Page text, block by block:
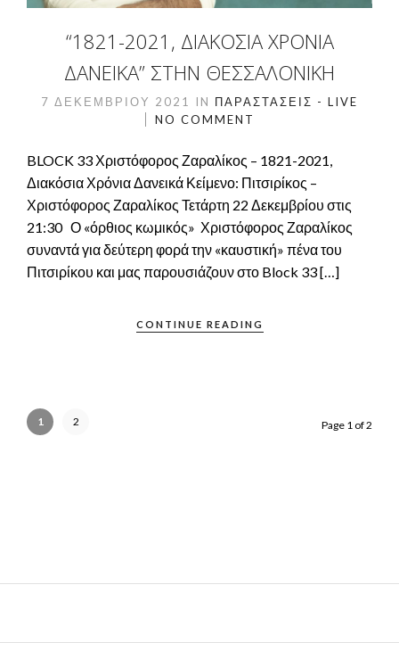
“1821-2021, ΔΙΑΚΌΣΙΑ ΧΡΌΝΙΑ
ΔΑΝΕΙΚΆ” ΣΤΗΝ ΘΕΣΣΑΛΟΝΊΚΗ
7 ΔΕΚΕΜΒΡΊΟΥ 2021 IN ΠΑΡΑΣΤΆΣΕΙΣ - LIVE
NO COMMENT
BLOCK 33 Χριστόφορος Ζαραλίκος – 1821-2021,
Διακόσια Χρόνια Δανεικά Κείμενο: Πιτσιρίκος –
Χριστόφορος Ζαραλίκος Τετάρτη 22 Δεκεμβρίου στις
21:30 Ο «όρθιος κωμικός» Χριστόφορος Ζαραλίκος
συναντά για δεύτερη φορά την «καυστική» πένα του
Πιτσιρίκου και μας παρουσιάζουν στο Block 33 […]
CONTINUE READING
1 2 Page 1 of 2